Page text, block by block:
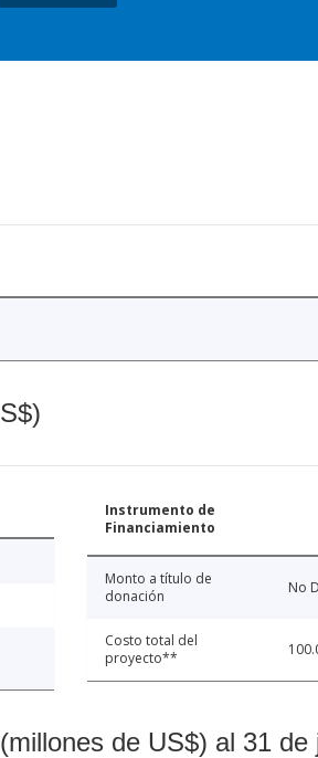
Instrumento de
Financiamiento
Monto a título de
donación
No
Costo total del
proyecto**
de US$) al 31 de